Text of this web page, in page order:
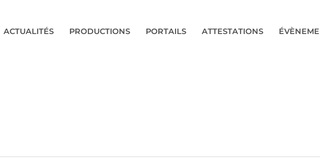
ACTUALITÉS PRODUCTIONS PORTAILS ATTESTATIONS